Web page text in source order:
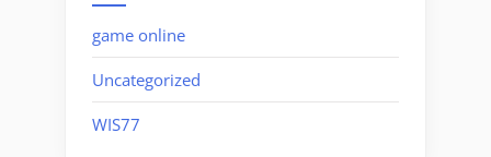
game online
Uncategorized
WIS77